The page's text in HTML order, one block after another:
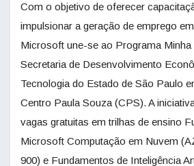
Com o objetivo de oferecer
impulsionar a geração de emprego
Microsoft une-se ao Programa Minha
Secretaria de Desenvolvimento
Tecnologia do Estado de São Paulo
Centro Paula Souza (CPS). A
vagas gratuitas em trilhas de ensino
Microsoft Computação em Nuvem
900) e Fundamentos de Inteligência